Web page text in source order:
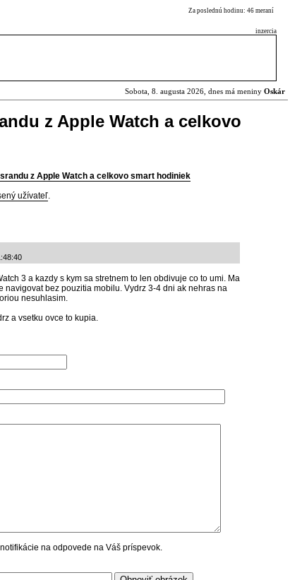
Za poslednú hodinu: 46 meraní
inzercia
Sobota, 8. augusta 2026, dnes má meniny Oskár
z Apple Watch a celkovo
z Apple Watch a celkovo smart hodiniek
užívateľ.
3 a kazdy s kym sa stretnem to len obdivuje co to umi. Ma
navigovat bez pouzitia mobilu. Vydrz 3-4 dni ak nehras na
nesuhlasim.
a vsetku ovce to kupia.
na odpovede na Váš príspevok.